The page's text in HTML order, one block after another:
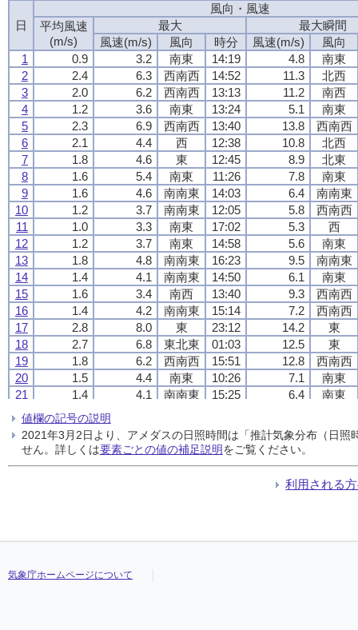
日
風向・風速
平均風速
(m/s)
最大
最大瞬間
風速(m/s)
風向 時分 風速(m/s)
風向
1
0.9 3.2 南東 14:19 4.8
南東
2
2.4 6.3 西南西 14:52 11.3
北西
3
2.0 6.2 西南西 13:13 11.2
南西
4
1.2 3.6 南東 13:24 5.1
南東
5
2.3 6.9 西南西 13:40 13.8
西南西
6
2.1 4.4 西 12:38 10.8
北西
7
1.8 4.6 東 12:45 8.9
北東
8
1.6 5.4 南東 11:26 7.8
南東
9
1.6 4.6 南南東 14:03 6.4
南南東
10
1.2 3.7 南南東 12:05 5.8
西南西
11
1.0 3.3 南東 17:02 5.3
西
12
1.2 3.7 南東 14:58 5.6
南東
13
1.8 4.8 南南東 16:23 9.5
南南東
14
1.4 4.1 南南東 14:50 6.1
南東
15
1.6 3.4 南西 13:40 9.3
西南西
16
1.4 4.2 南南東 15:14 7.2
西南西
17
2.8 8.0 東 23:12 14.2
東
18
2.7 6.8 東北東 01:03 12.5
東
19
1.8 6.2 西南西 15:51 12.8
西南西
20
1.5 4.4 南東 10:26 7.1
南東
21
1.4 4.1 南南東 15:25 6.4
南東
22
2.0
23
1.1 3.1 南東 10:30 6.6
東南東
24
1.5 4.6 南南東 14:15 6.2
南南東
15.8
南東
30
1.3 3.9 南東 12:09 7.2
南
日
風向・風速
平均風速
(m/s)
最大
最大瞬間
風速(m/s)
風向 時分 風速(m/s)
風向
1
0.9 3.2 南東 14:19 4.8
南東
2
2.4 6.3 西南西 14:52 11.3
北西
3
2.0 6.2 西南西 13:13 11.2
南西
4
1.2 3.6 南東 13:24 5.1
南東
5
2.3 6.9 西南西 13:40 13.8
西南西
6
2.1 4.4 西 12:38 10.8
北西
7
1.8 4.6 東 12:45 8.9
北東
8
1.6 5.4 南東 11:26 7.8
南東
9
1.6 4.6 南南東 14:03 6.4
南南東
10
1.2 3.7 南南東 12:05 5.8
西南西
11
1.0 3.3 南東 17:02 5.3
西
12
1.2 3.7 南東 14:58 5.6
南東
13
1.8 4.8 南南東 16:23 9.5
南南東
14
1.4 4.1 南南東 14:50 6.1
南東
15
1.6 3.4 南西 13:40 9.3
西南西
16
1.4 4.2 南南東 15:14 7.2
西南西
17
2.8 8.0 東 23:12 14.2
東
18
2.7 6.8 東北東 01:03 12.5
東
19
1.8 6.2 西南西 15:51 12.8
西南西
20
1.5 4.4 南東 10:26 7.1
南東
21
1.4 4.1 南南東 15:25 6.4
南東
22
2.0
23
1.1 3.1 南東 10:30 6.6
東南東
24
1.5 4.6 南南東 14:15 6.2
南南東
15.8
南東
30
1.3 3.9 南東 12:09 7.2
南
日
風向・風速
平均風速
(m/s)
最大
最大瞬間
風速(m/s)
風向 時分 風速(m/s)
風向
1
0.9 3.2 南東 14:19 4.8
南東
2
2.4 6.3 西南西 14:52 11.3
北西
3
2.0 6.2 西南西 13:13 11.2
南西
4
1.2 3.6 南東 13:24 5.1
南東
5
2.3 6.9 西南西 13:40 13.8
西南西
6
2.1 4.4 西 12:38 10.8
北西
7
1.8 4.6 東 12:45 8.9
北東
8
1.6 5.4 南東 11:26 7.8
南東
9
1.6 4.6 南南東 14:03 6.4
南南東
10
1.2 3.7 南南東 12:05 5.8
西南西
11
1.0 3.3 南東 17:02 5.3
西
12
1.2 3.7 南東 14:58 5.6
南東
13
1.8 4.8 南南東 16:23 9.5
南南東
14
1.4 4.1 南南東 14:50 6.1
南東
15
1.6 3.4 南西 13:40 9.3
西南西
16
1.4 4.2 南南東 15:14 7.2
西南西
17
2.8 8.0 東 23:12 14.2
東
18
2.7 6.8 東北東 01:03 12.5
東
19
1.8 6.2 西南西 15:51 12.8
西南西
20
1.5 4.4 南東 10:26 7.1
南東
21
1.4 4.1 南南東 15:25 6.4
南東
22
2.0
23
1.1 3.1 南東 10:30 6.6
東南東
24
1.5 4.6 南南東 14:15 6.2
南南東
15.8
南東
30
1.3 3.9 南東 12:09 7.2
南
日
風向・風速
平均風速
(m/s)
最大
最大瞬間
風速(m/s)
風向 時分 風速(m/s)
風向
1
0.9 3.2 南東 14:19 4.8
南東
2
2.4 6.3 西南西 14:52 11.3
北西
3
2.0 6.2 西南西 13:13 11.2
南西
4
1.2 3.6 南東 13:24 5.1
南東
5
2.3 6.9 西南西 13:40 13.8
西南西
6
2.1 4.4 西 12:38 10.8
北西
7
1.8 4.6 東 12:45 8.9
北東
8
1.6 5.4 南東 11:26 7.8
南東
9
1.6 4.6 南南東 14:03 6.4
南南東
10
1.2 3.7 南南東 12:05 5.8
西南西
11
1.0 3.3 南東 17:02 5.3
西
12
1.2 3.7 南東 14:58 5.6
南東
13
1.8 4.8 南南東 16:23 9.5
南南東
14
1.4 4.1 南南東 14:50 6.1
南東
15
1.6 3.4 南西 13:40 9.3
西南西
16
1.4 4.2 南南東 15:14 7.2
西南西
17
2.8 8.0 東 23:12 14.2
東
18
2.7 6.8 東北東 01:03 12.5
東
19
1.8 6.2 西南西 15:51 12.8
西南西
20
1.5 4.4 南東 10:26 7.1
南東
21
1.4 4.1 南南東 15:25 6.4
南東
22
2.0
23
1.1 3.1 南東 10:30 6.6
東南東
24
1.5 4.6 南南東 14:15 6.2
南南東
15.8
南東
30
1.3 3.9 南東 12:09 7.2
南
値欄の記号の説明
2021年3月2日より、アメダスの日照時間は「推計気象分布（日
せん。詳しくは要素ごとの値の補足説明をご覧ください。
利用される
気象庁ホームページについて